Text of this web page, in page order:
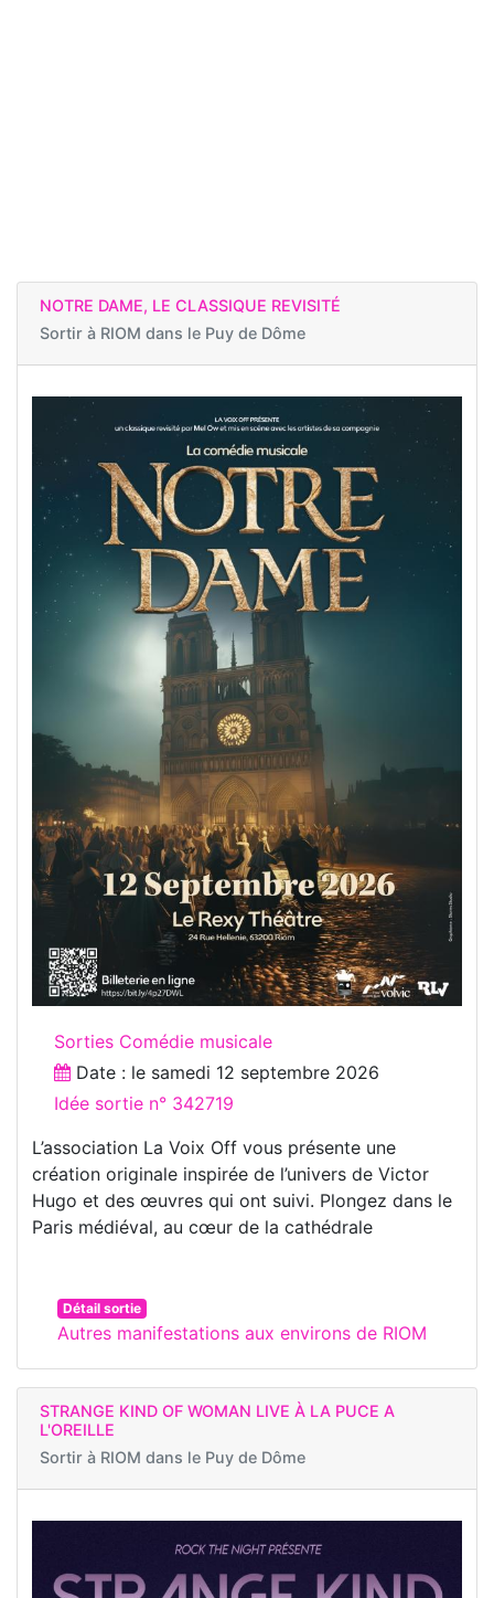
NOTRE DAME, LE CLASSIQUE REVISITÉ
Sortir à RIOM dans le Puy de Dôme
Sorties Comédie musicale
Date : le samedi 12 septembre 2026
Idée sortie n° 342719
L’association La Voix Off vous présente une
création originale inspirée de l’univers de Victor
Hugo et des œuvres qui ont suivi. Plongez dans le
Paris médiéval, au cœur de la cathédrale
Détail sortie
Autres manifestations aux environs de RIOM
STRANGE KIND OF WOMAN LIVE À LA PUCE A
L'OREILLE
Sortir à RIOM dans le Puy de Dôme